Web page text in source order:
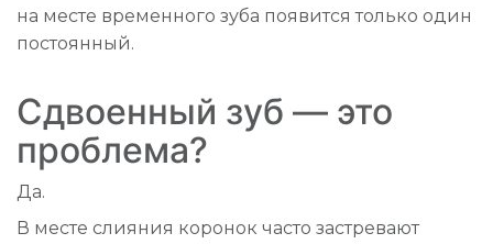
на месте временного зуба появится только один
постоянный.
Сдвоенный зуб — это
проблема?
Да.
В месте слияния коронок часто застревают